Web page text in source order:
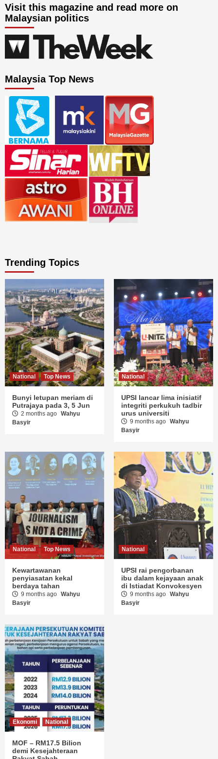
Visit this magazine and read more on
Malaysian politics
Malaysia Top News
Trending Topics
National Top News
Bunyi letupan meriam di
Putrajaya pada 3, 5 Jun
2 months ago Wahyu
Basyir
National
UPSI lancar lima inisiatif
integriti perkukuh tadbir
urus universiti
9 months ago Wahyu
Basyir
National Top News
Kewartawanan
penyiasatan kekal
berdaya tahan
9 months ago Wahyu
Basyir
National
UPSI rai pengorbanan
ibu dalam kejayaan anak
di Istiadat Konvokesyen
9 months ago Wahyu
Basyir
Ekonomi National
MOF – RM17.5 Bilion
demi Kesejahteraan